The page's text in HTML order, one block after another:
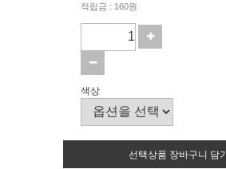
적립금 : 160원
색상
선택상품 장바구니 담기